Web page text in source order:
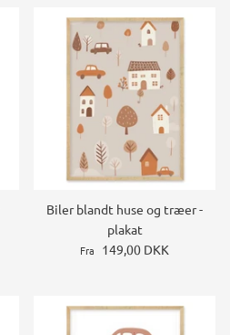
Biler blandt huse og træer -
plakat
Fra 149,00 DKK